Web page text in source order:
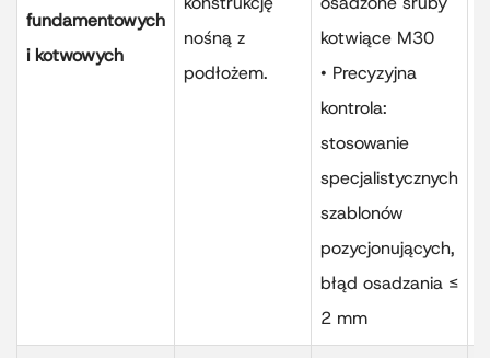
fundamentowych
i kotwowych
nośną z
podłożem.
kotwiące M30
• Precyzyjna
kontrola:
stosowanie
specjalistycznych
szablonów
pozycjonujących,
błąd osadzania ≤
2 mm